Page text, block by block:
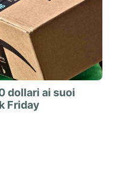
dollari ai suoi
Friday